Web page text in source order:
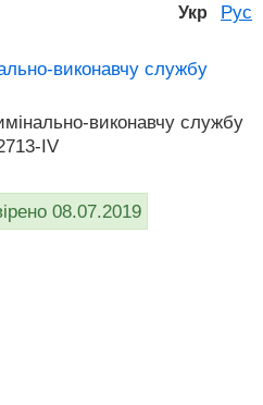
Укр Рус
виконавчу службу
виконавчу службу
IV
08.07.2019